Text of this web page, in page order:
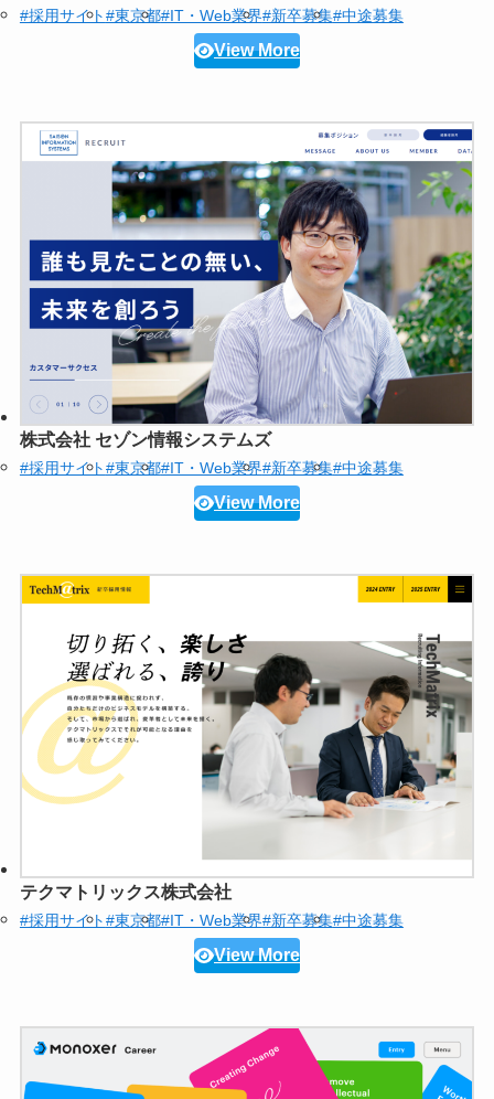
#採用サイト#東京都#IT・Web業界#新卒募集#中途募集
View More
株式会社 セゾン情報システムズ
#採用サイト#東京都#IT・Web業界#新卒募集#中途募集
View More
テクマトリックス株式会社
#採用サイト#東京都#IT・Web業界#新卒募集#中途募集
View More